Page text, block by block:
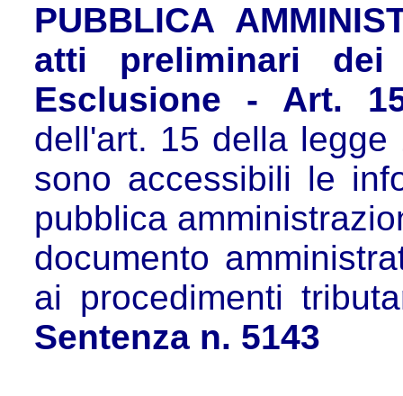
PUBBLICA
atti preliminari
Esclusione - Art.
dell'art. 15 della
sono accessibili le
pubblica
documento
ai procedimenti
Sentenza n. 5143